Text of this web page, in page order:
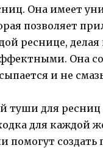
Она имеет
позволяет
реснице,
Она
и не
туши для
для каждой
помогут создать